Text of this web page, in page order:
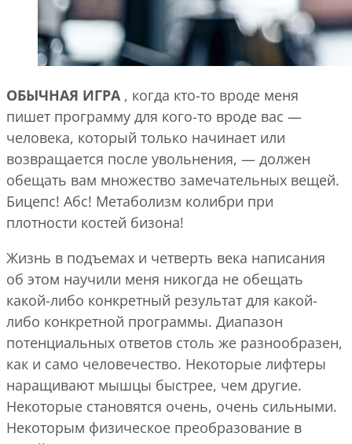
ОБЫЧНАЯ ИГРА , когда кто-то вроде меня
пишет программу для кого-то вроде вас —
человека, который только начинает или
возвращается после увольнения, — должен
обещать вам множество замечательных вещей.
Бицепс! Абс! Метаболизм колибри при
плотности костей бизона!
Жизнь в подъемах и четверть века написания
об этом научили меня никогда не обещать
какой-либо конкретный результат для какой-
либо конкретной программы. Диапазон
потенциальных ответов столь же разнообразен,
как и само человечество. Некоторые лифтеры
наращивают мышцы быстрее, чем другие.
Некоторые становятся очень, очень сильными.
Некоторым физическое преобразование в